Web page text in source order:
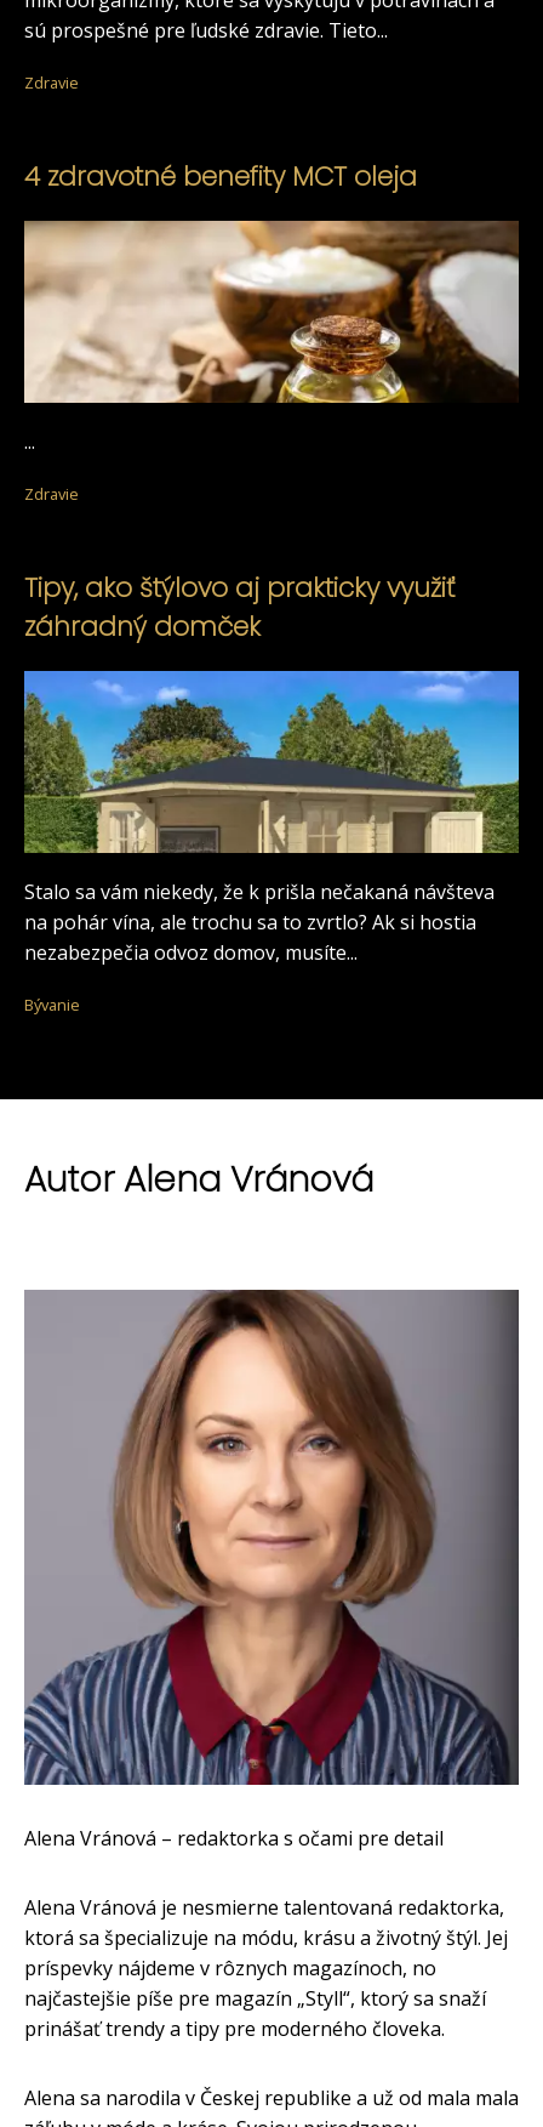
sú prospešné pre ľudské zdravie. Tieto...
Zdravie
4 zdravotné benefity MCT oleja
...
Zdravie
Tipy, ako štýlovo aj prakticky využiť
záhradný domček
Stalo sa vám niekedy, že k prišla nečakaná návšteva
na pohár vína, ale trochu sa to zvrtlo? Ak si hostia
nezabezpečia odvoz domov, musíte...
Bývanie
Autor Alena Vránová
Alena Vránová – redaktorka s očami pre detail
Alena Vránová je nesmierne talentovaná redaktorka,
ktorá sa špecializuje na módu, krásu a životný štýl. Jej
príspevky nájdeme v rôznych magazínoch, no
najčastejšie píše pre magazín „Styll“, ktorý sa snaží
prinášať trendy a tipy pre moderného človeka.
Alena sa narodila v Českej republike a už od mala mala